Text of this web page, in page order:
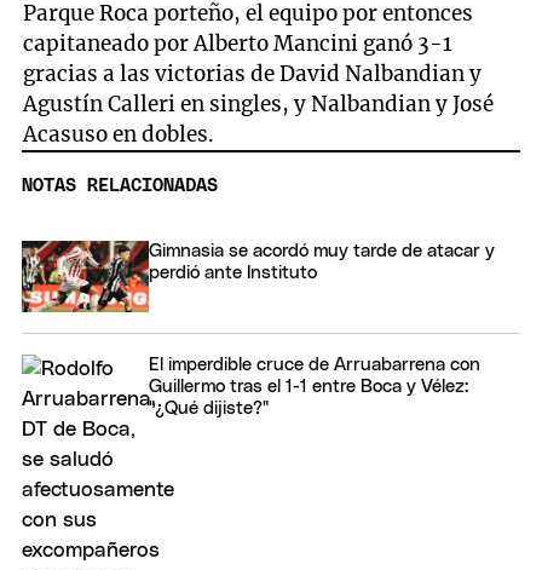
Parque Roca porteño, el equipo por entonces
capitaneado por Alberto Mancini ganó 3-1
gracias a las victorias de David Nalbandian y
Agustín Calleri en singles, y Nalbandian y José
Acasuso en dobles.
NOTAS RELACIONADAS
Gimnasia se acordó muy tarde de atacar y
perdió ante Instituto
El imperdible cruce de Arruabarrena con
Guillermo tras el 1-1 entre Boca y Vélez:
"¿Qué dijiste?"